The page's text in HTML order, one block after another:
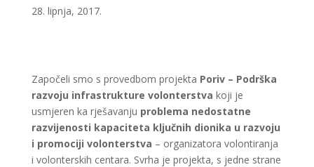
28. lipnja, 2017.
Započeli smo s provedbom projekta Poriv – Podrška
razvoju infrastrukture volonterstva koji je
usmjeren ka rješavanju problema nedostatne
razvijenosti kapaciteta ključnih dionika u razvoju
i promociji volonterstva – organizatora volontiranja
i volonterskih centara. Svrha je projekta, s jedne strane